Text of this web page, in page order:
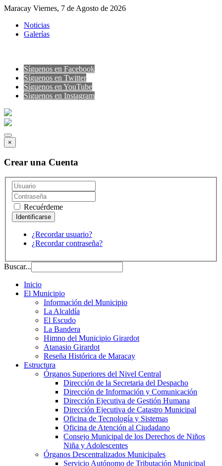
Maracay Viernes, 7 de Agosto de 2026
Noticias
Galerías
Síguenos en Facebook
Síguenos en Twitter
Síguenos en YouTube
Sìguenos en Instagram
×
Crear una Cuenta
Recuérdeme
¿Recordar usuario?
¿Recordar contraseña?
Buscar...
Inicio
El Municipio
Información del Municipio
La Alcaldía
El Escudo
La Bandera
Himno del Municipio Girardot
Atanasio Girardot
Reseña Histórica de Maracay
Estructura
Órganos Superiores del Nivel Central
Dirección de la Secretaria del Despacho
Dirección de Información y Comunicación
Dirección Ejecutiva de Gestión Humana
Dirección Ejecutiva de Catastro Municipal
Oficina de Tecnología y Sistemas
Oficina de Atención al Ciudadano
Consejo Municipal de los Derechos de Niños
Niña y Adolescentes
Órganos Descentralizados Municipales
Servicio Autónomo de Tributación Municipal